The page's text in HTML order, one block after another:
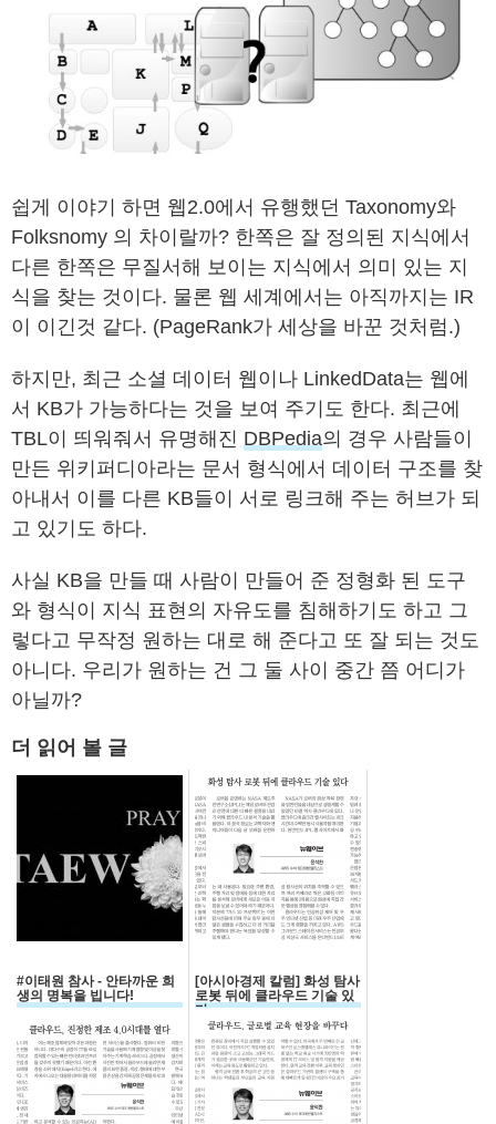
쉽게 이야기 하면 웹2.0에서 유행했던 Taxonomy와
Folksnomy 의 차이랄까? 한쪽은 잘 정의된 지식에서
다른 한쪽은 무질서해 보이는 지식에서 의미 있는 지
식을 찾는 것이다. 물론 웹 세계에서는 아직까지는 IR
이 이긴것 같다. (PageRank가 세상을 바꾼 것처럼.)
하지만, 최근 소셜 데이터 웹이나 LinkedData는 웹에
서 KB가 가능하다는 것을 보여 주기도 한다. 최근에
TBL이 띄워줘서 유명해진 DBPedia의 경우 사람들이
만든 위키퍼디아라는 문서 형식에서 데이터 구조를 찾
아내서 이를 다른 KB들이 서로 링크해 주는 허브가 되
고 있기도 하다.
사실 KB을 만들 때 사람이 만들어 준 정형화 된 도구
와 형식이 지식 표현의 자유도를 침해하기도 하고 그
렇다고 무작정 원하는 대로 해 준다고 또 잘 되는 것도
아니다. 우리가 원하는 건 그 둘 사이 중간 쯤 어디가
아닐까?
더 읽어 볼 글
#이태원 참사 - 안타까운 희
생의 명복을 빕니다!
[아시아경제 칼럼] 화성 탐사
로봇 뒤에 클라우드 기술 있
다